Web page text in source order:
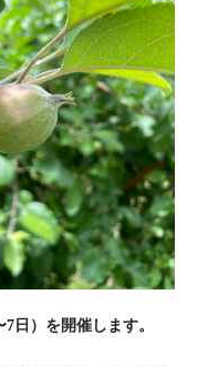
日） を開催します。